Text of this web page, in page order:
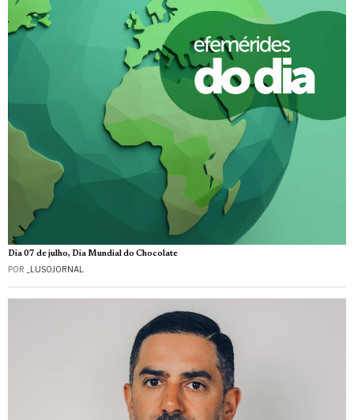
Dia 07 de julho, Dia Mundial do Chocolate
POR _LUSOJORNAL